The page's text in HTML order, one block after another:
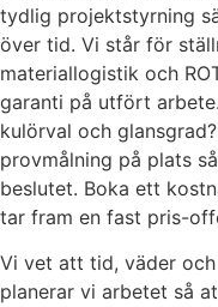
tydlig projektstyrning
över tid. Vi står för
materiallogistik och
garanti på utfört
kulörval och
provmålning på plats
beslutet. Boka ett
tar fram en fast pris-
Vi vet att tid, väder
planerar vi arbetet så